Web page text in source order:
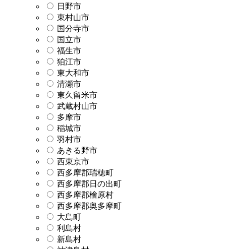
日野市
東村山市
国分寺市
国立市
福生市
狛江市
東大和市
清瀬市
東久留米市
武蔵村山市
多摩市
稲城市
羽村市
あきる野市
西東京市
西多摩郡瑞穂町
西多摩郡日の出町
西多摩郡檜原村
西多摩郡奥多摩町
大島町
利島村
新島村